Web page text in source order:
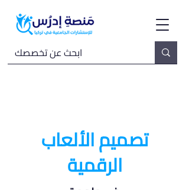
تصميم الألعاب
الرقمية